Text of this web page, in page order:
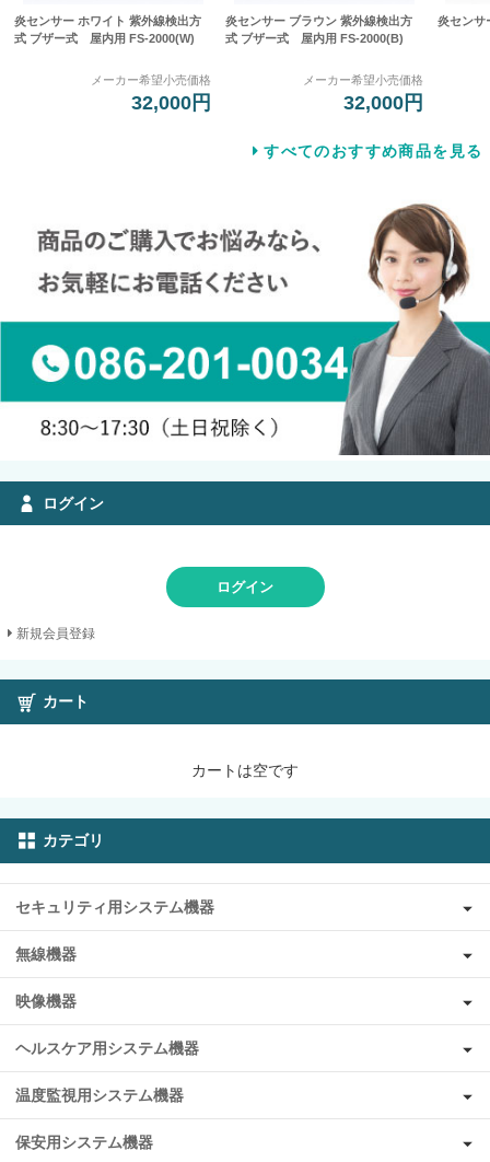
炎センサー ホワイト 紫外線検出方
式 ブザー式 屋内用 FS-2000(W)
メーカー希望小売価格
32,000円
炎センサー ブラウン 紫外線検出方
式 ブザー式 屋内用 FS-2000(B)
メーカー希望小売価格
32,000円
炎センサ
すべてのおすすめ商品を見る
ログイン
ログイン
新規会員登録
カート
カートは空です
カテゴリ
セキュリティ用システム機器
無線機器
映像機器
ヘルスケア用システム機器
温度監視用システム機器
保安用システム機器